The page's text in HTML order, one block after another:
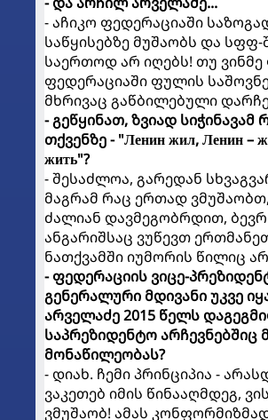
- აჩიკო ფედერაციაში
საწყისებზე მუშაობს და
საერთოდ არ იღებს! თუ
ფედერაციაში ფულის
მხრივაც გაწბილებული
- გეწყინათ, ზვიად სიჭინავამ
თქვენზე - "Ленин жил, Ленин –
жить"?
- შესაძლოა, გარედან
მაგრამ რაც ერთად
ძალიან დავმეგობრდით, ბევრ
ანგარიშსაც ვუწევთ
ნათქვამში იუმორის წილიც
- ფედერაციის ვიცე-
გენერალური მდივანი უკვე
არველაძე 2015 წელს
საპრეზიდენტო არჩევნებშიც
მონაწილეობას?
- დიახ. ჩემი პრინციპია -
ვაკეთებ იმის წინააღმდეგ,
ვმუშაობ! ამას